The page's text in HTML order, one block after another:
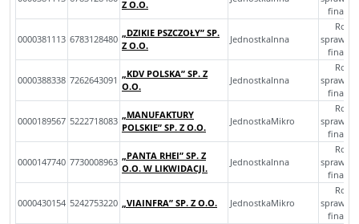
Z O.O.
0000381113 6783128480
„DZIKIE PSZCZOŁY” SP.
Z O.O.
JednostkaInna
0000388338 7262643091
„KDV POLSKA” SP. Z
O.O.
JednostkaInna
0000189567 5222718083
„MANUFAKTURY
POLSKIE” SP. Z O.O.
JednostkaMikro
0000147740 7730008963
„PANTA RHEI” SP. Z
O.O. W LIKWIDACJI.
JednostkaInna
0000430154 5242753220 „VIAINFRA” SP. Z O.O. JednostkaMikro